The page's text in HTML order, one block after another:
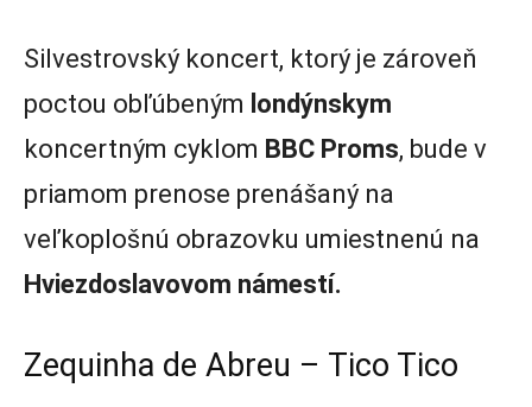
Silvestrovský koncert, ktorý je zároveň
poctou obľúbeným londýnskym
koncertným cyklom BBC Proms, bude v
priamom prenose prenášaný na
veľkoplošnú obrazovku umiestnenú na
Hviezdoslavovom námestí.
Zequinha de Abreu – Tico Tico